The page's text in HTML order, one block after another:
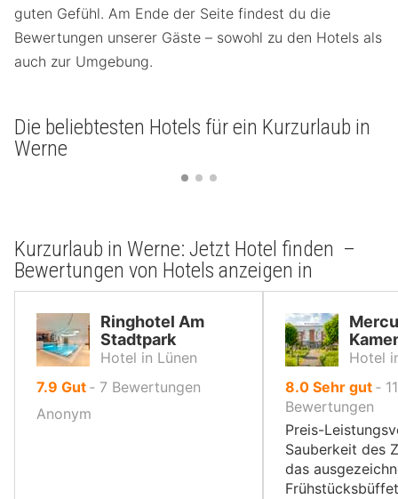
guten Gefühl. Am Ende der Seite findest du die
Bewertungen unserer Gäste – sowohl zu den Hotels als
auch zur Umgebung.
Die beliebtesten Hotels für ein Kurzurlaub in
Werne
Kurzurlaub in Werne: Jetzt Hotel finden –
Bewertungen von Hotels anzeigen in
Ringhotel Am
Stadtpark
Hotel in Lünen
7.9 von
Gut ‐ 7 Bewertungen
Anonym
Hotel
8.0von
10,
Sehr gut ‐ 11
Bewertungen
Preis-
Sauberkeit des
das